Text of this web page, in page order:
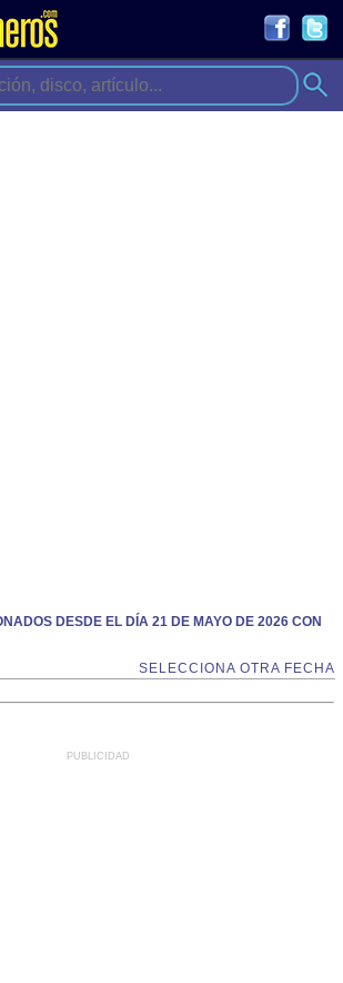
DESDE EL DÍA 21 DE MAYO DE 2026 CON
SELECCIONA OTRA FECHA
PUBLICIDAD